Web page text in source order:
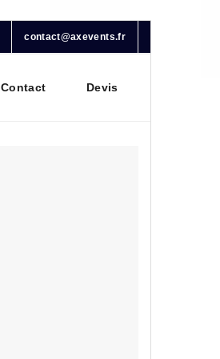
contact@axevents.fr
Contact Devis